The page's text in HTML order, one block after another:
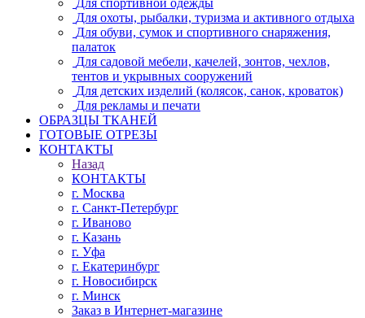
Для спортивной одежды
Для охоты, рыбалки, туризма и активного отдыха
Для обуви, сумок и спортивного снаряжения,
палаток
Для садовой мебели, качелей, зонтов, чехлов,
тентов и укрывных сооружений
Для детских изделий (колясок, санок, кроваток)
Для рекламы и печати
ОБРАЗЦЫ ТКАНЕЙ
ГОТОВЫЕ ОТРЕЗЫ
КОНТАКТЫ
Назад
КОНТАКТЫ
г. Москва
г. Санкт-Петербург
г. Иваново
г. Казань
г. Уфа
г. Екатеринбург
г. Новосибирск
г. Минск
Заказ в Интернет-магазине